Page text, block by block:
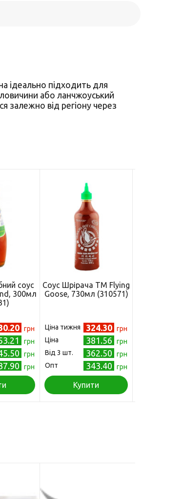
ідеально підходить для
або ланчжоуський
залежно від регіону через
соус
300мл
грн
грн
грн
грн
Соус Шрірача ТМ Flying
Goose, 730мл (310571)
Ціна тижня 324.30 грн
Ціна
381.56
грн
Від 3 шт.
362.50
грн
Опт
343.40 грн
Купити